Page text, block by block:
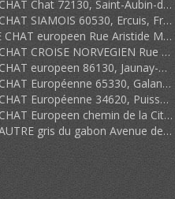
) Offre de pret entre particulier rapi
OIRCC un organisme i
PERDU CHAT Chat 72130, Saint-Aubin-de-Locquenay, France
PERDU CHAT SIAMOIS 60530, Ercuis, France
TROUVE CHAT europeen Rue Aristide Maillol, 44570, Trignac, France
PERDU CHAT CROISE NORVEGIEN Rue Principale, 25210, Les Fontenelles, France
PERDU CHAT europeen 86130, Jaunay-Clan, France
PERDU CHAT Européenne 65330, Galan, France
PERDU CHAT Européenne 34620, Puisserguier, France
PERDU CHAT Europeen chemin de la Citadelle, isle d'abeau 38080
PERDU AUTRE gris du gabon Avenue de Piclaouey, 33950, Lège-Cap-Ferret, France